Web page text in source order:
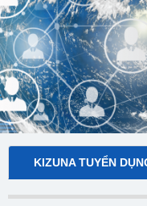
KIZUNA TUYỂN